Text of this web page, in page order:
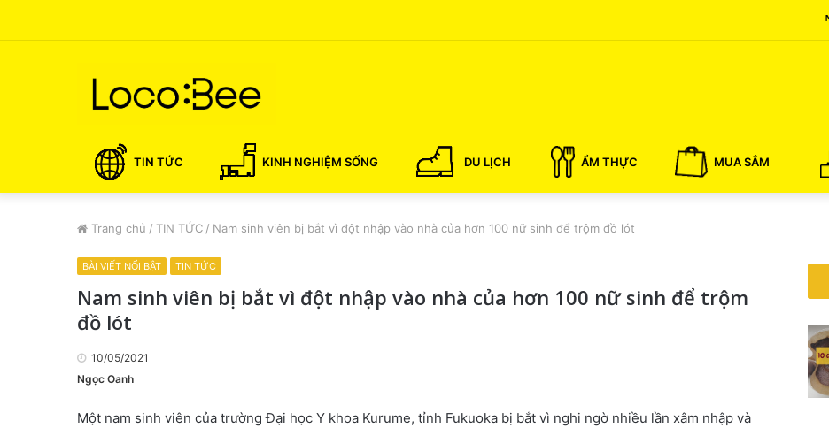
TIN TỨC KINH NGHIỆM SỐNG DU LỊCH ẨM THỰC MUA SẮM
Trang chủ / TIN TỨC / Nam sinh viên bị bắt vì đột nhập vào nhà của hơn 100 nữ sinh để trộm đồ lót
BÀI VIẾT NỔI BẬT TIN TỨC
Nam sinh viên bị bắt vì đột nhập vào nhà của hơn 100 nữ sinh để trộm
đồ lót
10/05/2021
Ngọc Oanh
Một nam sinh viên của trường Đại học Y khoa Kurume, tỉnh Fukuoka bị bắt vì nghi ngờ nhiều lần xâm nhập và